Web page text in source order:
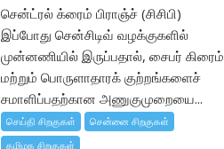
சென்ட்ரல் க்ரைம் பிராஞ்ச் (சிசிபி)
இப்போது சென்சிடிவ் வழக்குகளில்
முன்னணியில் இருப்பதால், சைபர் கிரைம்
மற்றும் பொருளாதாரக் குற்றங்களைச்
சமாளிப்பதற்கான அணுகுமுறையை...
செய்தி சிறகுகள்
சென்னை சிறகுகள்
தமிழக சிறகுகள்